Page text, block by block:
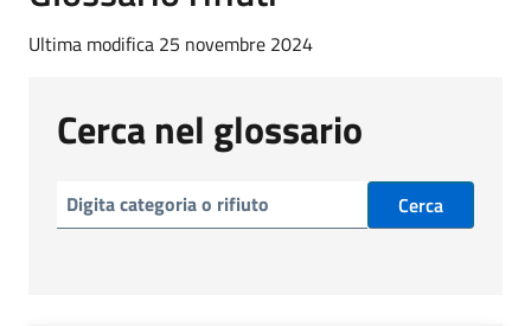
Ultima modifica 25 novembre 2024
Cerca nel glossario
Cerca